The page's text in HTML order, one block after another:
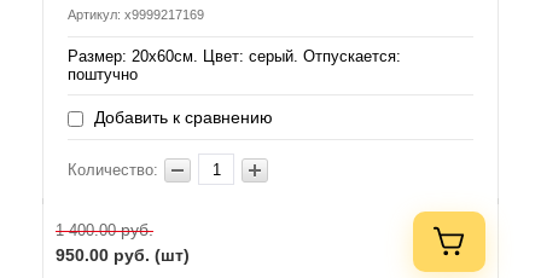
Артикул: х9999217169
Размер: 20х60см. Цвет: серый. Отпускается:
поштучно
Добавить к сравнению
Количество:
1 400.00руб.
950.00 руб. (шт)